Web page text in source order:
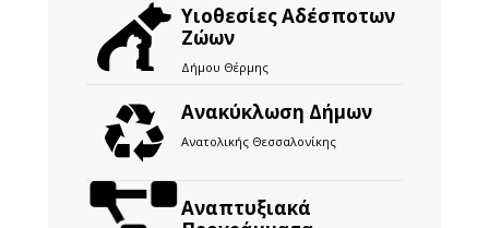
Υιοθεσίες Αδέσποτων
Ζώων
Δήμου Θέρμης
Ανακύκλωση Δήμων
Ανατολικής Θεσσαλονίκης
Αναπτυξιακά